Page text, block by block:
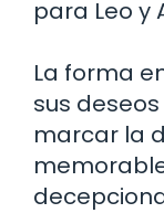
para Leo y
La forma
sus
marcar la